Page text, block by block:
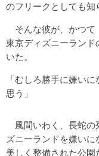
のフリークとしても知
そんな彼が、かつて
東京ディズニーランド
いた。
「むしろ勝手に嫌い
思う」
風間いわく、長蛇の
ズニーランドを嫌い
美しく整備された公園